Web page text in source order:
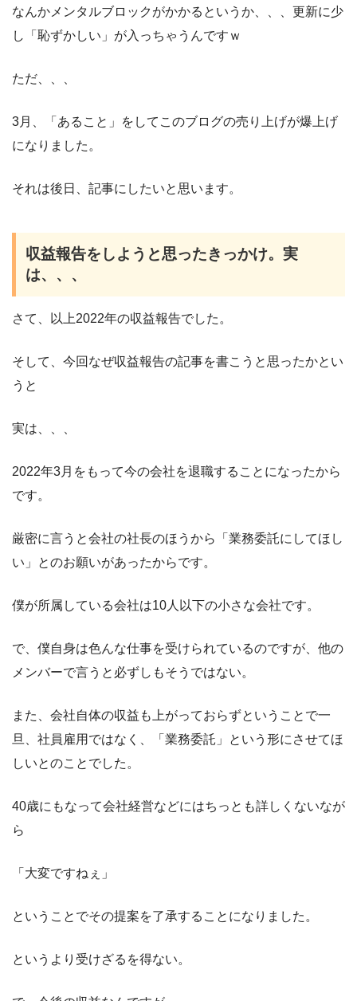
なんかメンタルブロックがかかるというか、、、更新に少
し「恥ずかしい」が入っちゃうんですｗ
ただ、、、
3月、「あること」をしてこのブログの売り上げが爆上げ
になりました。
それは後日、記事にしたいと思います。
収益報告をしようと思ったきっかけ。実
は、、、
さて、以上2022年の収益報告でした。
そして、今回なぜ収益報告の記事を書こうと思ったかとい
うと
実は、、、
2022年3月をもって今の会社を退職することになったから
です。
厳密に言うと会社の社長のほうから「業務委託にしてほし
い」とのお願いがあったからです。
僕が所属している会社は10人以下の小さな会社です。
で、僕自身は色んな仕事を受けられているのですが、他の
メンバーで言うと必ずしもそうではない。
また、会社自体の収益も上がっておらずということで一
旦、社員雇用ではなく、「業務委託」という形にさせてほ
しいとのことでした。
40歳にもなって会社経営などにはちっとも詳しくないなが
ら
「大変ですねぇ」
ということでその提案を了承することになりました。
というより受けざるを得ない。